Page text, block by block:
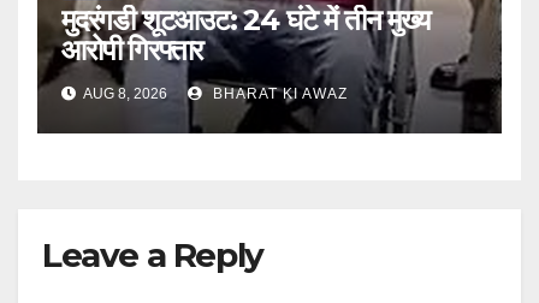
मुदरंगडी शूटआउट: 24 घंटे में तीन मुख्य
आरोपी गिरफ्तार
AUG 8, 2026 BHARAT KI AWAZ
Leave a Reply